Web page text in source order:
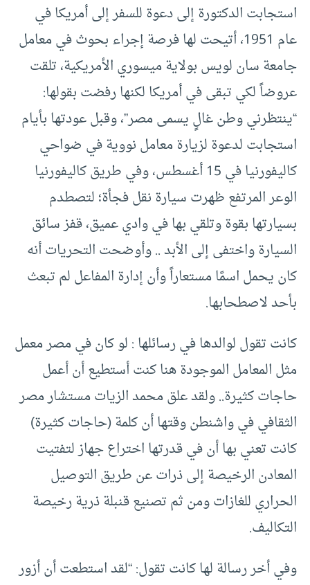
استجابت الدكتورة إلى دعوة للسفر إلى أمريكا في
عام 1951، أتيحت لها فرصة إجراء بحوث في معامل
جامعة سان لويس بولاية ميسوري الأمريكية، تلقت
عروضاً لكي تبقى في أمريكا لكنها رفضت بقولها:
“ينتظرني وطن غالٍ يسمى مصر”، وقبل عودتها بأيام
استجابت لدعوة لزيارة معامل نووية في ضواحي
كاليفورنيا في 15 أغسطس، وفي طريق كاليفورنيا
الوعر المرتفع ظهرت سيارة نقل فجأة؛ لتصطدم
بسيارتها بقوة وتلقي بها في وادي عميق، قفز سائق
السيارة واختفى إلى الأبد .. وأوضحت التحريات أنه
كان يحمل اسمًا مستعاراً وأن إدارة المفاعل لم تبعث
بأحد لاصطحابها.
كانت تقول لوالدها في رسائلها : لو كان في مصر معمل
مثل المعامل الموجودة هنا كنت أستطيع أن أعمل
حاجات كثيرة.. ولقد علق محمد الزيات مستشار مصر
الثقافي في واشنطن وقتها أن كلمة (حاجات كثيرة)
كانت تعني بها أن في قدرتها اختراع جهاز لتفتيت
المعادن الرخيصة إلى ذرات عن طريق التوصيل
الحراري للغازات ومن ثم تصنيع قنبلة ذرية رخيصة
التكاليف.
وفي أخر رسالة لها كانت تقول: “لقد استطعت أن أزور